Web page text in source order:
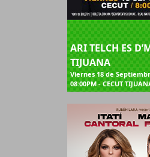
ARI TELCH ES
TIJUANA
Viernes 18 de
08:00PM - CECUT